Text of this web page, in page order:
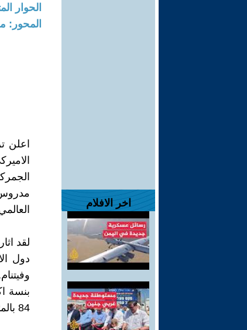
اخر الافلام
الحوار المتمدن-
المحور:
لقد
دول
84 بالمئة. والحرب لاتزال مستمرة بين اميركا وغالبية دول العالم.